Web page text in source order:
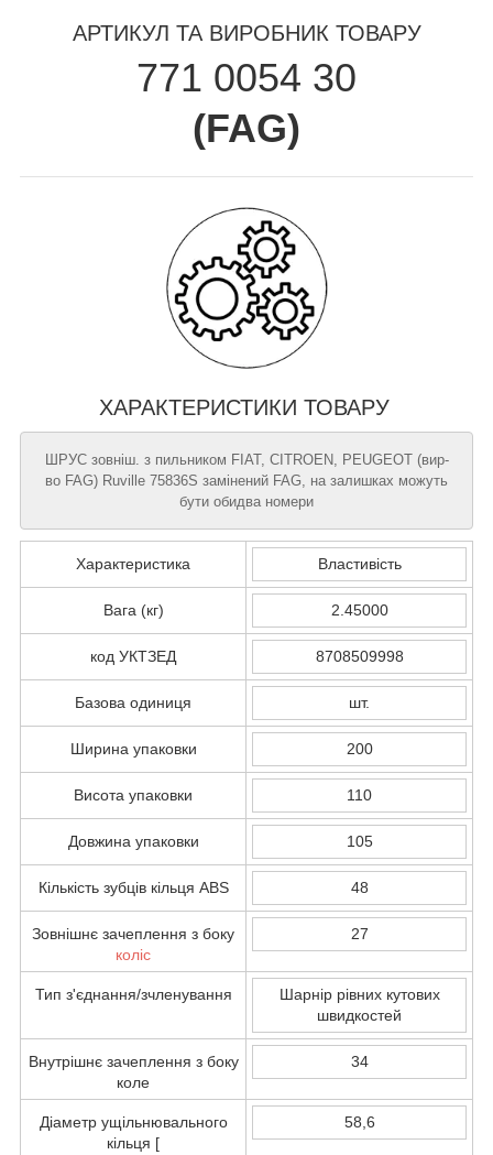
АРТИКУЛ ТА ВИРОБНИК ТОВАРУ
771 0054 30
(FAG)
ХАРАКТЕРИСТИКИ ТОВАРУ
ШРУС зовніш. з пильником FIAT, CITROEN, PEUGEOT (вир-
во FAG) Ruville 75836S замінений FAG, на залишках можуть
бути обидва номери
Характеристика Властивість
Вага (кг) 2.45000
код УКТЗЕД 8708509998
Базова одиниця шт.
Ширина упаковки 200
Висота упаковки 110
Довжина упаковки 105
Кількість зубців кільця ABS 48
Зовнішнє зачеплення з боку
коліс
27
Тип з'єднання/зчленування
Шарнір рівних кутових
швидкостей
Внутрішнє зачеплення з боку
коле
34
Діаметр ущільнювального
кільця [
58,6